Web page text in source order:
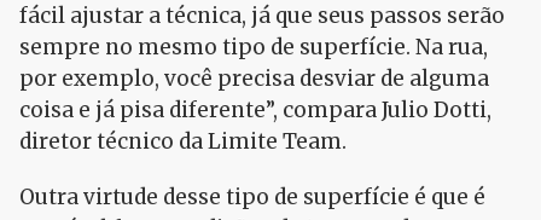
fácil ajustar a técnica, já que seus passos serão
sempre no mesmo tipo de superfície. Na rua,
por exemplo, você precisa desviar de alguma
coisa e já pisa diferente”, compara Julio Dotti,
diretor técnico da Limite Team.
Outra virtude desse tipo de superfície é que é